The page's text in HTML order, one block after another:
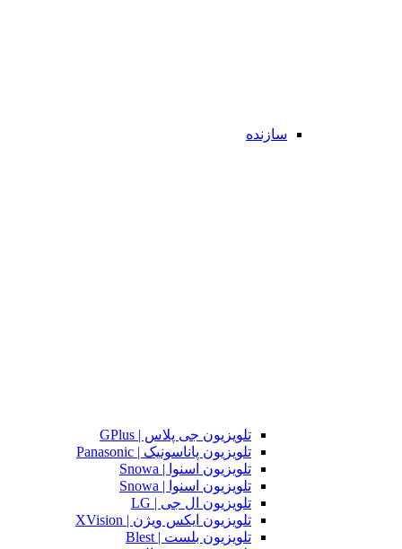
سازنده
تلویزیون جی پلاس | GPlus
تلویزیون پاناسونیک | Panasonic
تلویزیون اسنوا | Snowa
تلویزیون اسنوا | Snowa
تلویزیون ال جی | LG
تلویزیون ایکس ویژن | XVision
تلویزیون بلست | Blest